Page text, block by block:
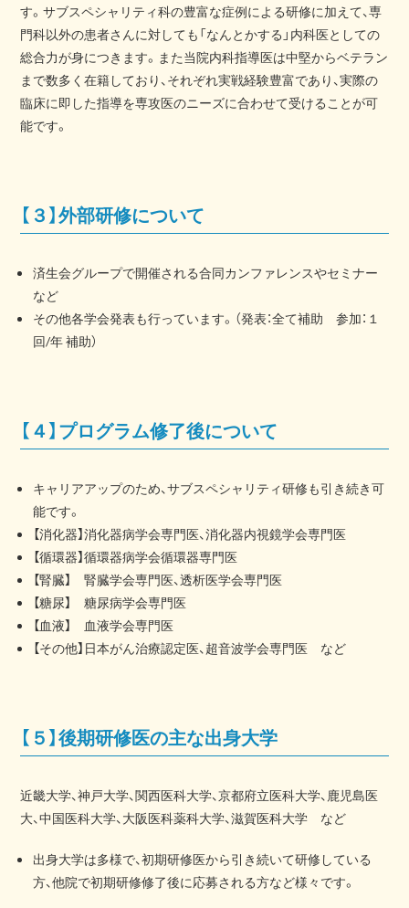
す。サブスペシャリティ科の豊富な症例による研修に加えて、専
門科以外の患者さんに対しても「なんとかする」内科医としての
総合力が身につきます。また当院内科指導医は中堅からベテラン
まで数多く在籍しており、それぞれ実戦経験豊富であり、実際の
臨床に即した指導を専攻医のニーズに合わせて受けることが可
能です。
【３】外部研修について
済生会グループで開催される合同カンファレンスやセミナー
など
その他各学会発表も行っています。（発表：全て補助 参加：１
回/年 補助）
【４】プログラム修了後について
キャリアアップのため、サブスペシャリティ研修も引き続き可
能です。
【消化器】消化器病学会専門医、消化器内視鏡学会専門医
【循環器】循環器病学会循環器専門医
【腎臓】 腎臓学会専門医、透析医学会専門医
【糖尿】 糖尿病学会専門医
【血液】 血液学会専門医
【その他】日本がん治療認定医、超音波学会専門医 など
【５】後期研修医の主な出身大学
近畿大学、神戸大学、関西医科大学、京都府立医科大学、鹿児島医
大、中国医科大学、大阪医科薬科大学、滋賀医科大学 など
出身大学は多様で、初期研修医から引き続いて研修している
方、他院で初期研修修了後に応募される方など様々です。